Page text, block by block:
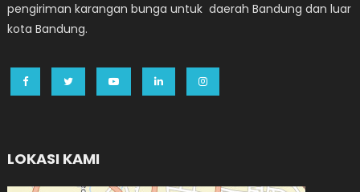
pengiriman karangan bunga untuk daerah Bandung dan luar
kota Bandung.
LOKASI KAMI